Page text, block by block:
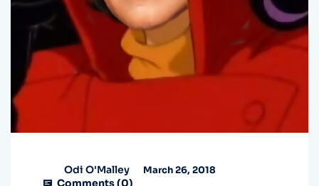
Odi O'Malley March 26, 2018
Comments (0)